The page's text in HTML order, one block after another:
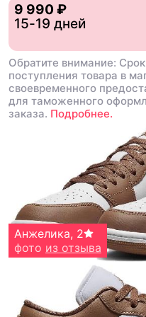
9 990 ₽
15-19 дней
Обратите внимание:
поступления товара в
своевременного
для таможенного
заказа. Подробнее.
EL, 5
фото из отзыва
Анжелика, 2
фото из отзыва